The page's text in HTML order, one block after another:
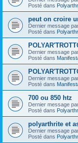
Posté dans
peut on croire
Dernier message
Posté dans
Dernier message
Posté dans
Dernier message
Posté dans
700 ou 850 htz
Dernier message
Posté dans
polyarthrite et
Dernier message
Posté dans